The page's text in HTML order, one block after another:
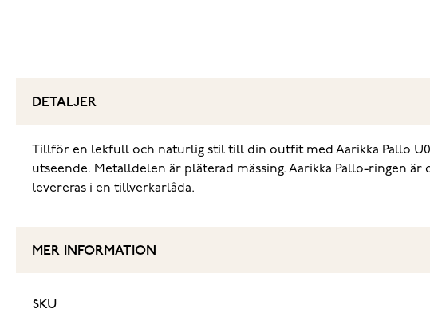
DETALJER
Tillför en lekfull och naturlig stil till din outfit med Aarikka Pallo
utseende. Metalldelen är pläterad mässing. Aarikka Pallo-ringen
levereras i en tillverkarlåda.
MER INFORMATION
SKU